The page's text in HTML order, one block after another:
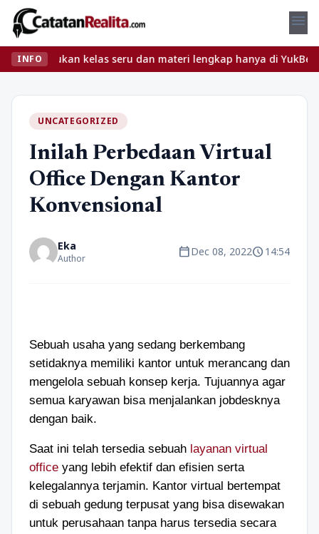
menu
INFO kelas seru dan materi lengkap hanya di
UNCATEGORIZED
Inilah Perbedaan Virtual
Office Dengan Kantor
Konvensional
Eka
Author calendar_todayDec 08, 2022schedule14:54
Sebuah usaha yang sedang berkembang
setidaknya memiliki kantor untuk merancang dan
mengelola sebuah konsep kerja. Tujuannyaagar
semua karyawan bisa menjalankan jobdesknya
dengan baik.
Saat ini telah tersedia sebuah layanan virtual
office yang lebih efektif dan efisien serta
kelegalannyaterjamin. Kantor virtual bertempat
di sebuah gedung terpusat yang bisa disewakan
untuk perusahaan tanpa harus tersedia secara